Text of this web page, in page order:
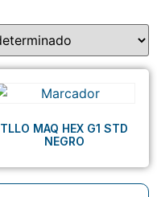
TLLO MAQ HEX G1 STD
NEGRO